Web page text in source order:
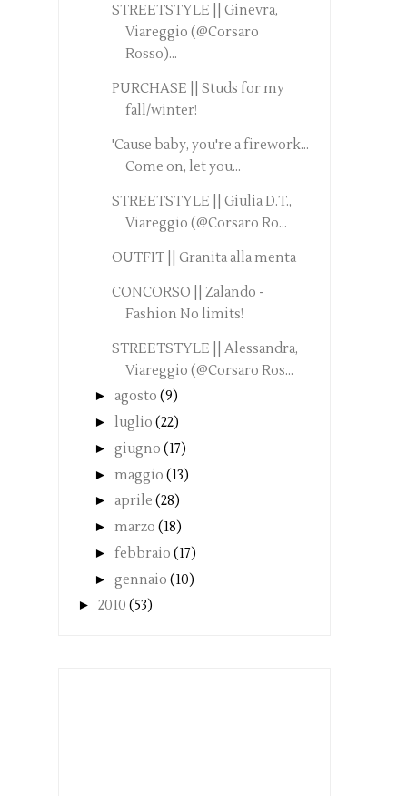
STREETSTYLE || Ginevra,
Viareggio (@Corsaro
Rosso)...
PURCHASE || Studs for my
fall/winter!
'Cause baby, you're a firework...
Come on, let you...
STREETSTYLE || Giulia D.T.,
Viareggio (@Corsaro Ro...
OUTFIT || Granita alla menta
CONCORSO || Zalando -
Fashion No limits!
STREETSTYLE || Alessandra,
Viareggio (@Corsaro Ros...
► agosto (9)
► luglio (22)
► giugno (17)
► maggio (13)
► aprile (28)
► marzo (18)
► febbraio (17)
► gennaio (10)
► 2010 (53)